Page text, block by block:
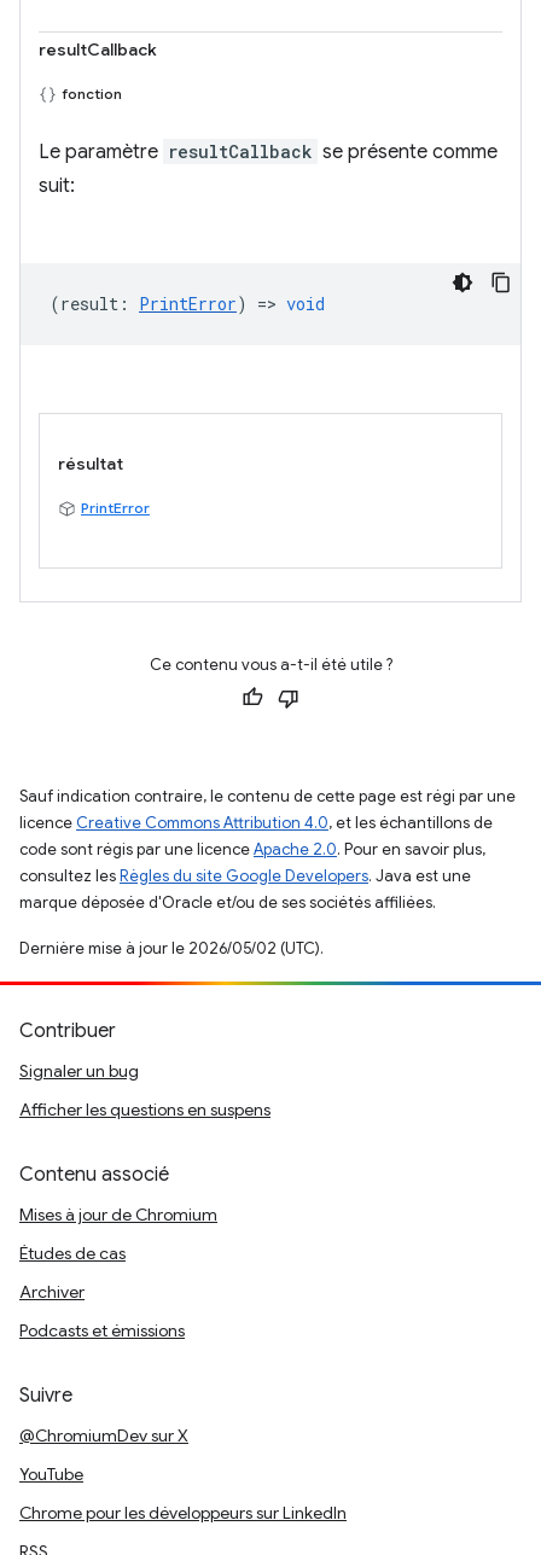
resultCallback
fonction
Le paramètre resultCallback se présente comme
suit:
(result : PrintError) => void
résultat
PrintError
Ce contenu vous a-t-il été utile ?
Sauf indication contraire, le contenu de cette page est régi par une
licence Creative Commons Attribution 4.0, et les échantillons de
code sont régis par une licenceApache 2.0. Pour en savoir plus,
consultez lesRègles du site Google Developers. Java est une
marque déposée d'Oracle et/ou de ses sociétés affiliées.
Dernière mise à jour le 2026/05/02 (UTC).
Contribuer
Signaler un bug
Afficher les questions en suspens
Contenu associé
Mises à jour de Chromium
Études de cas
Archiver
Podcasts et émissions
Suivre
@ChromiumDev sur X
YouTube
Chrome pour les développeurs sur LinkedIn